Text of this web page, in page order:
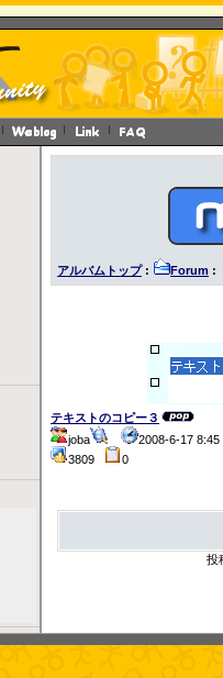
アルバムトップ: Forum :
テキストのコピー３
joba
2008-6-17
3809
0
投